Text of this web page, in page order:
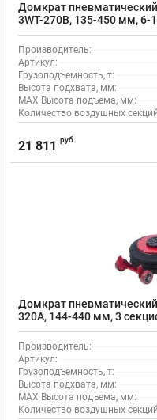
Домкрат пневматический
3WT-270B, 135-450 мм, 6-
Производитель:
Артикул:
Грузоподъемность, т:
Высота подхвата, мм:
MAX Высота подъема, мм:
Количество воздушных
21 811 руб
Домкрат пневматический
320A, 144-440 мм, 3
Производитель:
Артикул:
Грузоподъемность, т:
Высота подхвата, мм:
MAX Высота подъема, мм:
Количество воздушных